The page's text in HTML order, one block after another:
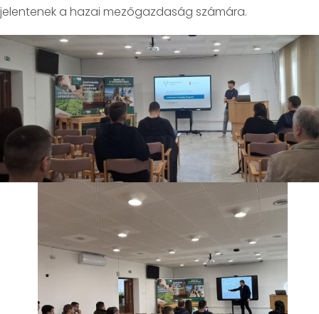
jelentenek a hazai mezőgazdaság számára.